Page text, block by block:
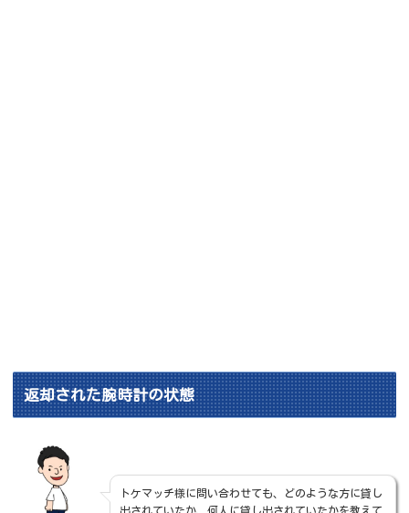
返却された腕時計の状態
トケマッチ様に問い合わせても、どのような方に貸し
出されていたか、何人に貸し出されていたかを教えて